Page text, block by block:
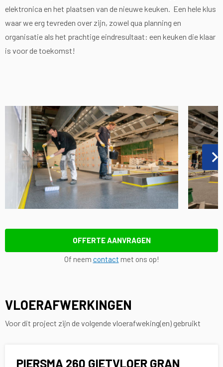
elektronica en het plaatsen van de nieuwe keuken. Een hele klus
waar we erg tevreden over zijn, zowel qua planning en
organisatie als het prachtige eindresultaat: een keuken die klaar
is voor de toekomst!
OFFERTE AANVRAGEN
Of neem contact met ons op!
VLOERAFWERKINGEN
Voor dit project zijn de volgende vloerafweking(en) gebruikt
PIERSMA 260 GIETVLOER GRAN